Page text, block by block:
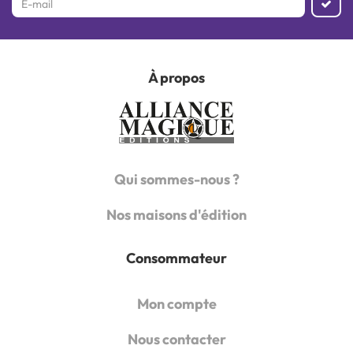
À propos
Qui sommes-nous ?
Nos maisons d'édition
Consommateur
Mon compte
Nous contacter